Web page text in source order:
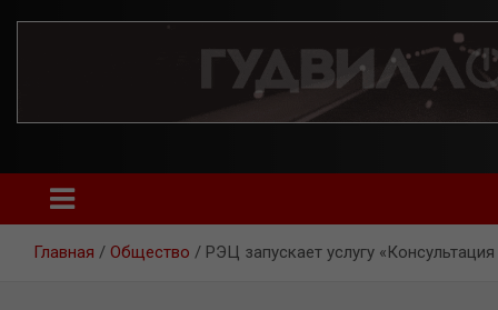
Главная Общество РЭЦ запускает услугу